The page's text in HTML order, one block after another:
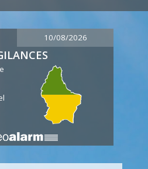
10/08/2026